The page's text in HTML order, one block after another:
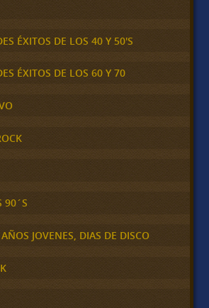
ÉXITOS DE LOS 40 Y 50'S
ÉXITOS DE LOS 60 Y 70
90´S
JOVENES, DIAS DE DISCO